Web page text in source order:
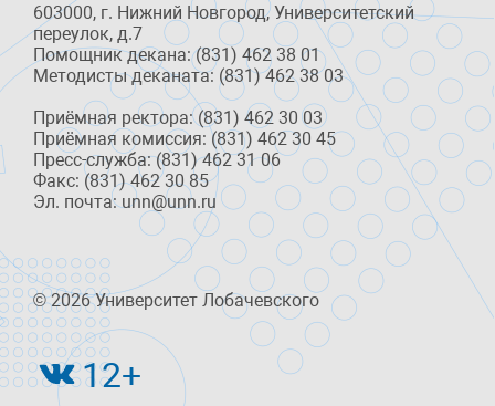
603000, г. Нижний Новгород, Университетский
переулок, д.7
Помощник декана: (831) 462 38 01
Методисты деканата: (831) 462 38 03
Приёмная ректора: (831) 462 30 03
Приёмная комиссия: (831) 462 30 45
Пресс-служба: (831) 462 31 06
Факс: (831) 462 30 85
Эл. почта: unn@unn.ru
© 2026 Университет Лобачевского
12+